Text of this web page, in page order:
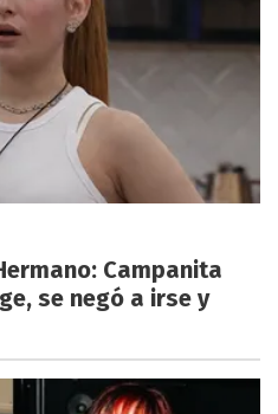
Campanita
se negó a irse y